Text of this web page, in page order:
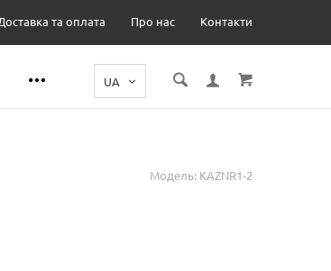
та оплата Про нас Контакти
Модель: KAZNR1-2